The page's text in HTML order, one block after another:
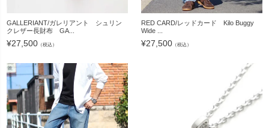
GALLERIANT/ガレリアント シュリン
クレザー長財布 GA...
¥27,500 （税込）
RED CARD/レッドカード Kilo Buggy
Wide ...
¥27,500 （税込）